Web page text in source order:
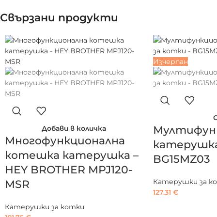
Свързани продукти
Добави в количка
Многофункционална
котешка катерушка –
HEY BROTHER MPJ120-
MSR
Катерушки за котки
Изчерпан
BG15MZ03
Катерушки за
127.31 €